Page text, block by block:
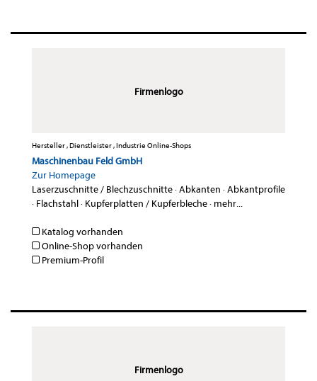
Firmenlogo
Hersteller , Dienstleister , Industrie Online-Shops
Maschinenbau Feld GmbH
Zur Homepage
Laserzuschnitte / Blechzuschnitte·Abkanten ·Abkantprofile
· Flachstahl· Kupferplatten / Kupferbleche· mehr...
Katalog vorhanden
Online-Shop vorhanden
Premium-Profil
Firmenlogo